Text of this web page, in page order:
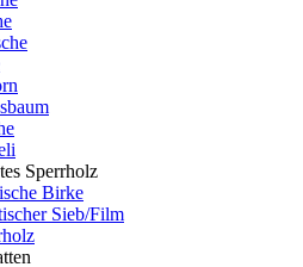
Sperrholz
Birke
Sieb/Film